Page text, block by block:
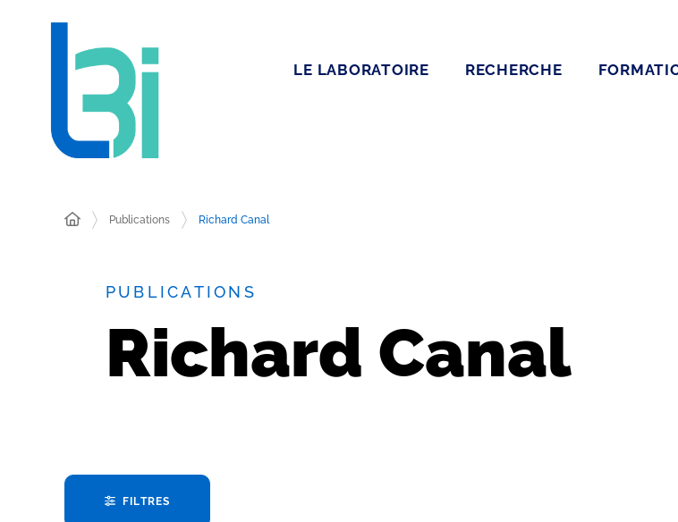
LE LABORATOIRE RECHERCHE
Publications Richard Canal
PUBLICATIONS
Richard Canal
FILTRES